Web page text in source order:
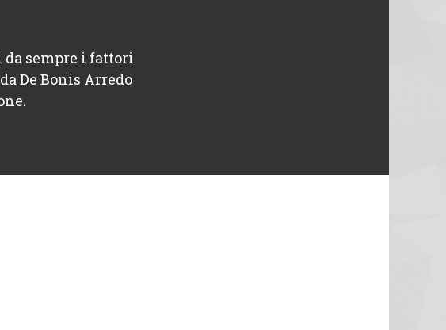
sempre i fattori
De Bonis Arredo